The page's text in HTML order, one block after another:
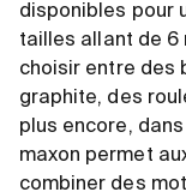
disponibles pour
tailles allant de 6
choisir entre des
graphite, des
plus encore,
maxon permet
combiner des